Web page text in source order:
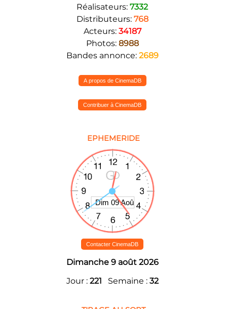
Réalisateurs: 7332
Distributeurs: 768
Acteurs: 34187
Photos: 8988
Bandes annonce: 2689
A propos de CinemaDB
Contribuer à CinemaDB
EPHEMERIDE
Contacter CinemaDB
Dimanche 9 août 2026
Jour : 221 Semaine : 32